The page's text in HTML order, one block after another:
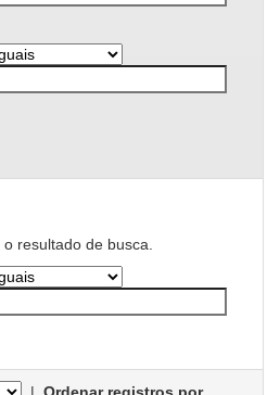
resultado de busca.